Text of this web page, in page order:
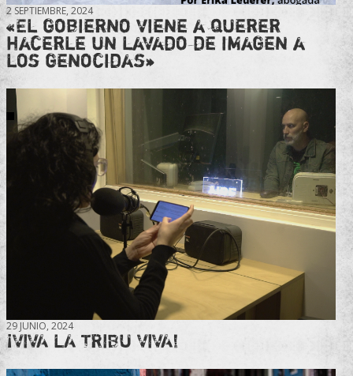
2 SEPTIEMBRE, 2024
«El gobierno viene a querer
hacerle un lavado de imagen a
los genocidas»
29 JUNIO, 2024
¡VIVA LA TRIBU VIVA!